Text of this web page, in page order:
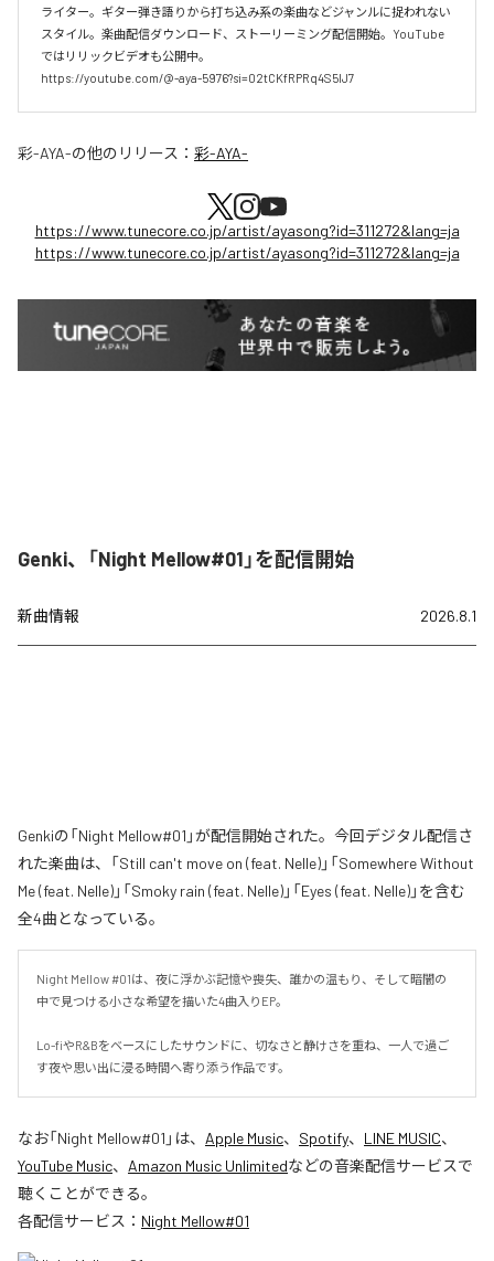
ライター。ギター弾き語りから打ち込み系の楽曲などジャンルに捉われない
スタイル。楽曲配信ダウンロード、ストーリーミング配信開始。YouTube
ではリリックビデオも公開中。
https://youtube.com/@-aya-5976?si=02tCKfRPRq4S5lJ7
彩-AYA-の他のリリース： 彩-AYA-
https://www.tunecore.co.jp/artist/ayasong?id=311272&lang=ja
https://www.tunecore.co.jp/artist/ayasong?id=311272&lang=ja
Genki、「Night Mellow#01」を配信開始
新曲情報 2026.8.1
Genkiの「Night Mellow#01」が配信開始された。今回デジタル配信さ
れた楽曲は、「Still can't move on (feat. Nelle)」「Somewhere Without
Me (feat. Nelle)」「Smoky rain (feat. Nelle)」「Eyes (feat. Nelle)」を含む
全4曲となっている。
Night Mellow #01は、夜に浮かぶ記憶や喪失、誰かの温もり、そして暗闇の
中で見つける小さな希望を描いた4曲入りEP。
Lo-fiやR&Bをベースにしたサウンドに、切なさと静けさを重ね、一人で過ご
す夜や思い出に浸る時間へ寄り添う作品です。
なお「Night Mellow#01 」は、 Apple Music、 Spotify、 LINE MUSIC、
YouTube Music、 Amazon Music Unlimitedなどの音楽配信サービスで
聴くことができる。
各配信サービス： Night Mellow#01